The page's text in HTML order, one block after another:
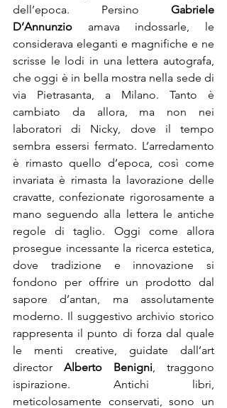
dell’epoca. Persino Gabriele
D’Annunzio amava indossarle, le
considerava eleganti e magnifiche e ne
scrisse le lodi in una lettera autografa,
che oggi è in bella mostra nella sede di
via Pietrasanta, a Milano. Tanto è
cambiato da allora, ma non nei
laboratori di Nicky, dove il tempo
sembra essersi fermato. L’arredamento
è rimasto quello d’epoca, così come
invariata è rimasta la lavorazione delle
cravatte, confezionate rigorosamente a
mano seguendo alla lettera le antiche
regole di taglio. Oggi come allora
prosegue incessante la ricerca estetica,
dove tradizione e innovazione si
fondono per offrire un prodotto dal
sapore d’antan, ma assolutamente
moderno. Il suggestivo archivio storico
rappresenta il punto di forza dal quale
le menti creative, guidate dall’art
director Alberto Benigni, traggono
ispirazione. Antichi libri,
meticolosamente conservati, sono un